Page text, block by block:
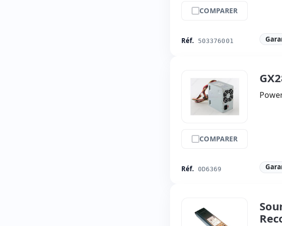
COMPARER
Réf. 503376001
COMPARER
Réf. 0D6369